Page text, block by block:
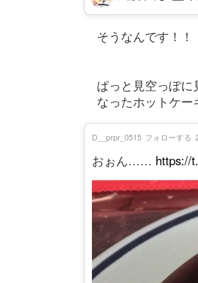
そうなんです！！
ぱっと見空っぽ
なったホットケー
おぉん…… https://
D__prpr_0515 フォローする